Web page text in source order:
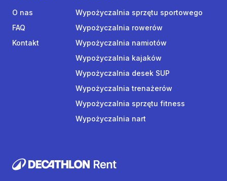
O nas
FAQ
Kontakt
Wypożyczalnia sprzętu sportowego
Wypożyczalnia rowerów
Wypożyczalnia namiotów
Wypożyczalnia kajaków
Wypożyczalnia desek SUP
Wypożyczalnia trenażerów
Wypożyczalnia sprzętu fitness
Wypożyczalnia nart